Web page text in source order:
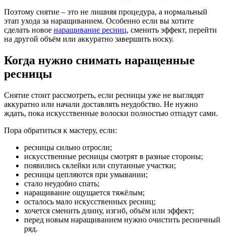
Поэтому снятие – это не лишняя процедура, а нормальный
этап ухода за наращиванием. Особенно если вы хотите
сделать новое наращивание ресниц, сменить эффект, перейти
на другой объём или аккуратно завершить носку.
Когда нужно снимать наращенные
ресницы
Снятие стоит рассмотреть, если ресницы уже не выглядят
аккуратно или начали доставлять неудобство. Не нужно
ждать, пока искусственные волоски полностью отпадут сами.
Пора обратиться к мастеру, если:
ресницы сильно отросли;
искусственные ресницы смотрят в разные стороны;
появились склейки или спутанные участки;
ресницы цепляются при умывании;
стало неудобно спать;
наращивание ощущается тяжёлым;
осталось мало искусственных ресниц;
хочется сменить длину, изгиб, объём или эффект;
перед новым наращиванием нужно очистить ресничный
ряд.